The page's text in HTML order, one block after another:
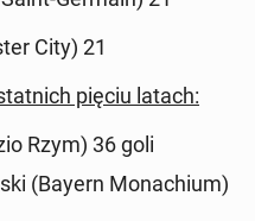
City) 21
pięciu latach:
Rzym) 36 goli
(Bayern Monachi­um)